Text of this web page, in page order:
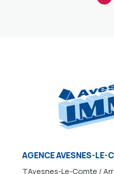
AGENCE AVESNES-LE-
TAvesnes-Le-Comte /